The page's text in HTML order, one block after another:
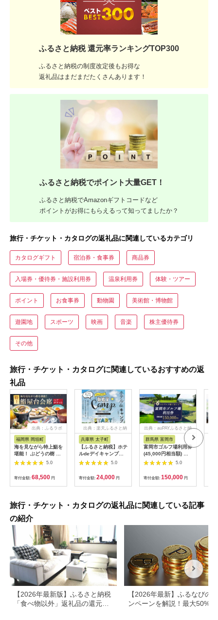
ふるさと納税 還元率ランキングTOP300
ふるさと納税の制度改定後もお得な
返礼品はまだまだたくさんあります！
ふるさと納税でポイント大量GET！
ふるさと納税でAmazonギフトコードなど
ポイントがお得にもらえるって知ってましたか？
旅行・チケット・カタログの返礼品に関連しているカテゴリ
カタログギフト 宿泊券・食事券 商品券
入場券・優待券・施設利用券 温泉利用券 体験・ツアー
ポイント お食事券 動物園 美術館・博物館
遊園地 スポーツ 映画 音楽 株主優待券
その他
旅行・チケット・カタログに関連しているおすすめの返
礼品
出典：ふるラボ
福岡県 岡垣町
海を見ながら特上鮨を
堪能！ ぶどうの樹 鮨
屋台ペア お食事券 海
鮮 海 屋台 食事 ペア
福岡県 岡垣町
5.0
寄付金額: 68,500 円
出典：楽天ふるさと納
兵庫県 太子町
【ふるさと納税】ホテ
ルdeデイキャンプ体
験チケット
【1364991】
5.0
寄付金額: 24,000 円
出典：auPAYふるさと納
群馬県 富岡市
富岡市ゴルフ場利用券
(45,000円相当額) ゴ
ルフ チケット 平日 土
日 祝日 プレー券 関東
群馬県 首都圏 F20E-
382
5.0
寄付金額: 150,000 円
旅行・チケット・カタログの返礼品に関連している記事
の紹介
【2026年最新版】ふるさと納税
「食べ物以外」返礼品の還元率
【2026年最新】ふるなびの
ンペーンを解説！最大50%還